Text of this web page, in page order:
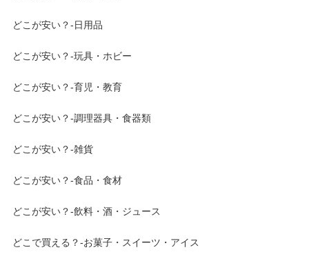
どこが安い？-日用品
どこが安い？-玩具・ホビー
どこが安い？-育児・教育
どこが安い？-調理器具・食器類
どこが安い？-雑貨
どこが安い？-食品・食材
どこが安い？-飲料・酒・ジュース
どこで買える？-お菓子・スイーツ・アイス